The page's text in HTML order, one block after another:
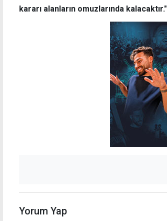
kararı alanların omuzlarında kalacaktır."
Yorum Yap